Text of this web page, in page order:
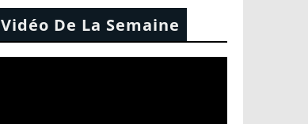
Vidéo De La Semaine